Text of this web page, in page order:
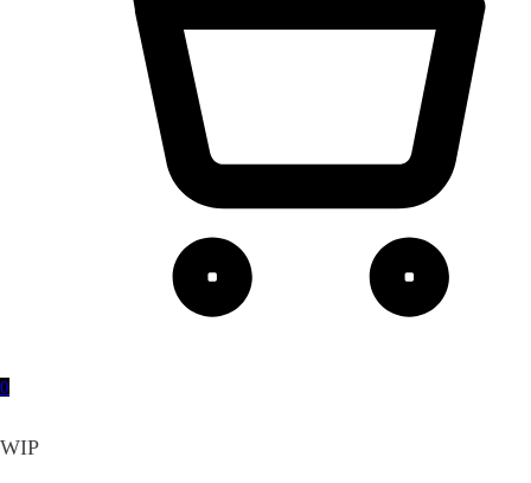
0
WIP